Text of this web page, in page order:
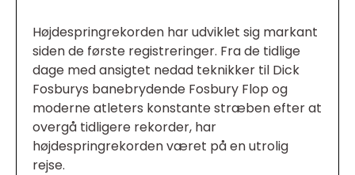
Højdespringrekorden har udviklet sig markant
siden de første registreringer. Fra de tidlige
dage med ansigtet nedad teknikker til Dick
Fosburys banebrydende Fosbury Flop og
moderne atleters konstante stræben efter at
overgå tidligere rekorder, har
højdespringrekorden været på en utrolig
rejse.